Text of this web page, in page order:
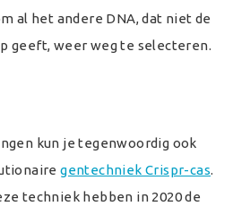
al het andere DNA, dat niet de
geeft, weer weg te selecteren.
kun je tegenwoordig ook
gentechniek Crispr-cas.
techniek hebben in 2020 de